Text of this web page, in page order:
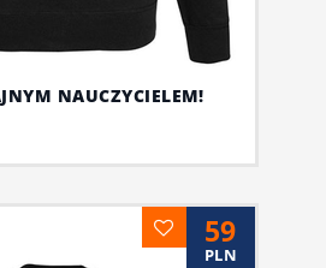
NAUCZYCIELEM!
59
PLN